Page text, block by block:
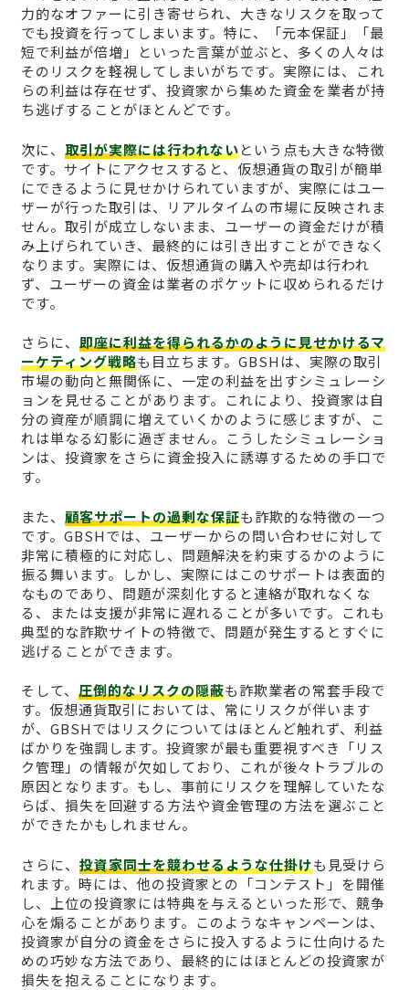
力的なオファーに引き寄せられ、大きなリスクを取って
でも投資を行ってしまいます。特に、「元本保証」「最
短で利益が倍増」といった言葉が並ぶと、多くの人々は
そのリスクを軽視してしまいがちです。実際には、これ
らの利益は存在せず、投資家から集めた資金を業者が持
ち逃げすることがほとんどです。
次に、 取引が実際には行われないという点も大きな特徴
です。サイトにアクセスすると、仮想通貨の取引が簡単
にできるように見せかけられていますが、実際にはユー
ザーが行った取引は、リアルタイムの市場に反映されま
せん。取引が成立しないまま、ユーザーの資金だけが積
み上げられていき、最終的には引き出すことができなく
なります。実際には、仮想通貨の購入や売却は行われ
ず、ユーザーの資金は業者のポケットに収められるだけ
です。
さらに、 即座に利益を得られるかのように見せかけるマ
ーケティング戦略も目立ちます。GBSHは、実際の取引
市場の動向と無関係に、一定の利益を出すシミュレーシ
ョンを見せることがあります。これにより、投資家は自
分の資産が順調に増えていくかのように感じますが、こ
れは単なる幻影に過ぎません。こうしたシミュレーショ
ンは、投資家をさらに資金投入に誘導するための手口で
す。
また、 顧客サポートの過剰な保証も詐欺的な特徴の一つ
です。GBSHでは、ユーザーからの問い合わせに対して
非常に積極的に対応し、問題解決を約束するかのように
振る舞います。しかし、実際にはこのサポートは表面的
なものであり、問題が深刻化すると連絡が取れなくな
る、または支援が非常に遅れることが多いです。これも
典型的な詐欺サイトの特徴で、問題が発生するとすぐに
逃げることができます。
そして、 圧倒的なリスクの隠蔽も詐欺業者の常套手段で
す。仮想通貨取引においては、常にリスクが伴います
が、GBSHではリスクについてはほとんど触れず、利益
ばかりを強調します。投資家が最も重要視すべき「リス
ク管理」の情報が欠如しており、これが後々トラブルの
原因となります。もし、事前にリスクを理解していたな
らば、損失を回避する方法や資金管理の方法を選ぶこと
ができたかもしれません。
さらに、 投資家同士を競わせるような仕掛けも見受けら
れます。時には、他の投資家との「コンテスト」を開催
し、上位の投資家には特典を与えるといった形で、競争
心を煽ることがあります。このようなキャンペーンは、
投資家が自分の資金をさらに投入するように仕向けるた
めの巧妙な方法であり、最終的にはほとんどの投資家が
損失を抱えることになります。